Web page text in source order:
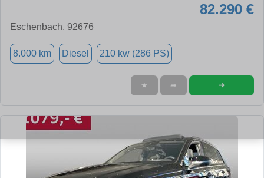
82.290 €
Eschenbach, 92676
8.000 km Diesel 210 kw (286 PS)
★ ➦ ➜